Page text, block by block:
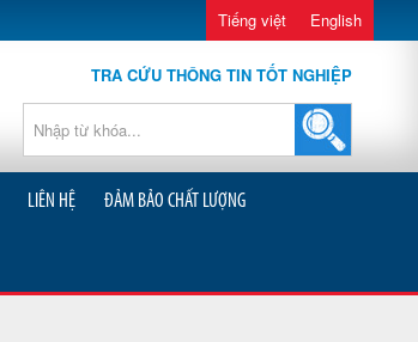
Tiếng việt English
TRA CỨU THÔNG TIN TỐT NGHIỆP
LIÊN HỆ ĐẢM BẢO CHẤT LƯỢNG